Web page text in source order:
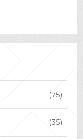
(75)
(35)